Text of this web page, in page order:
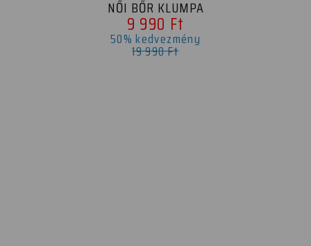
NŐI BŐR KLUMPA
9 990 Ft
50% kedvezmény
19 990 Ft